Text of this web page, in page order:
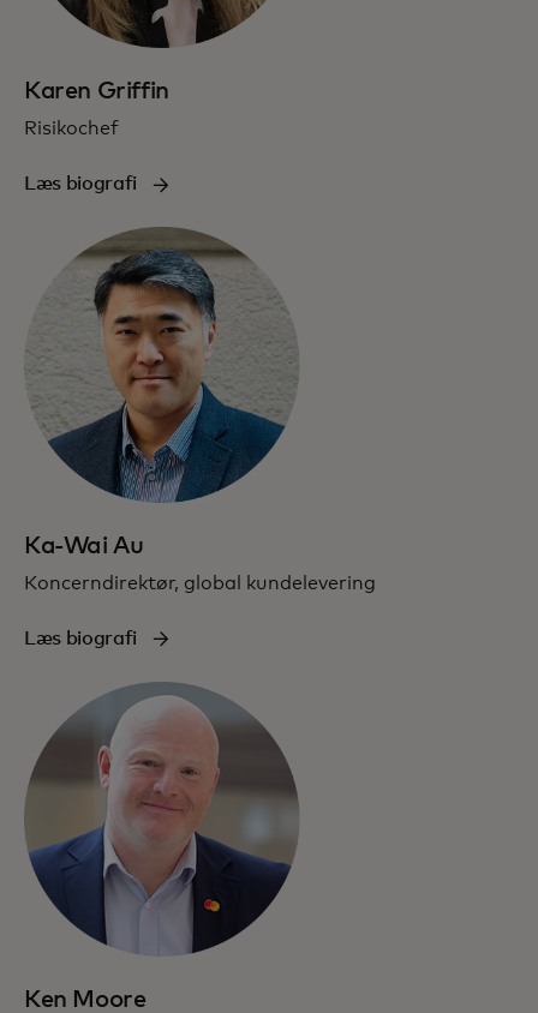
Karen Griffin
Risikochef
Læs biografi
Ka-Wai Au
Koncerndirektør, global kundelevering
Læs biografi
Ken Moore